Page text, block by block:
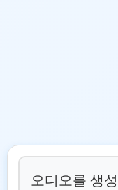
오디오를 생